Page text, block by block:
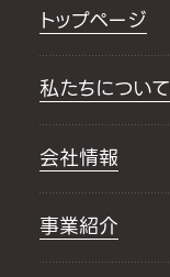
トップページ
私たちについて
会社情報
事業紹介